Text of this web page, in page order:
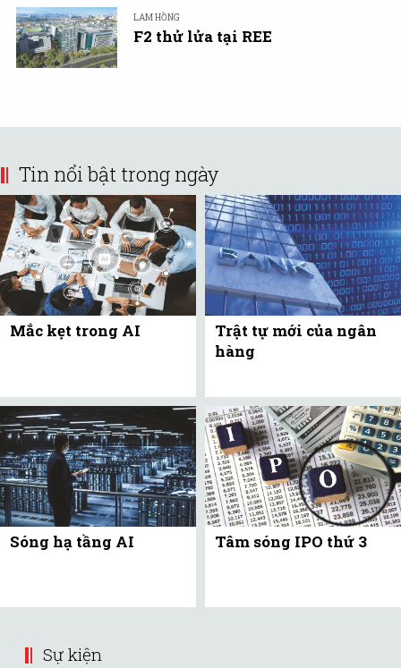
LAM HỒNG
F2 thử lửa tại REE
Tin nổi bật trong ngày
Mắc kẹt trong AI
Trật tự mới của ngân
hàng
Sóng hạ tầng AI Tâm sóng IPO thứ 3
Sự kiện